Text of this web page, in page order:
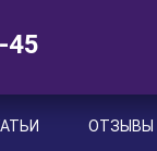
45
ОТЗЫВЫ